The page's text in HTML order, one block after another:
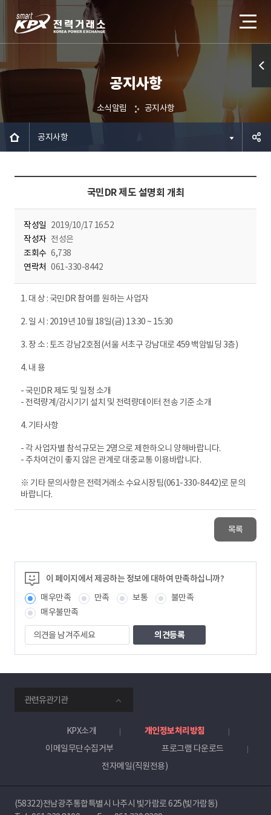
공지사항
소식알림 공지사항
공지사항
국민DR 제도 설명회 개최
작성일 2019/10/17 16:52
작성자 전성은
조회수 6,738
연락처 061-330-8442
1. 대 상 : 국민DR 참여를 원하는 사업자
2. 일 시 : 2019년 10월 18일(금) 13:30 ~ 15:30
3. 장 소 : 토즈 강남2호점(서울 서초구 강남대로 459 백암빌딩 3층)
4. 내 용
- 국민DR 제도 및 일정 소개
- 전력량계/감시기기 설치 및 전력량데이터 전송 기준 소개
4. 기타사항
- 각 사업자별 참석규모는 2명으로 제한하오니 양해바랍니다.
- 주차여건이 좋지 않은 관계로 대중교통 이용바랍니다.
※ 기타 문의사항은 전력거래소 수요시장팀(061-330-8442)로 문의
바랍니다.
목록
이 페이지에서 제공하는 정보에 대하여 만족하십니까?
매우만족
만족 보통
불만족
매우불만족
의
견
을
겨
주
세
요
관련유관기관
KPX소개
개인정보처리방침
이메일무단수집거부
프로그램 다운로드
전자메일(직원전용)
(58322)전남광주통합특별시 나주시 빛가람로 625(빛가람동)